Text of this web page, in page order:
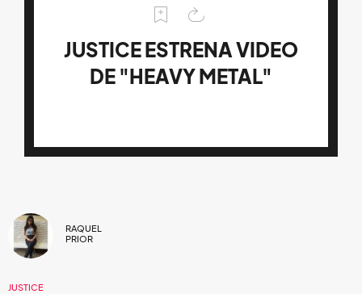
JUSTICE ESTRENA VIDEO
DE "HEAVY METAL"
RAQUEL
PRIOR
JUSTICE